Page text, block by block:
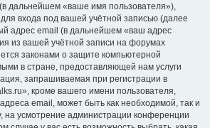
дальнейшем «ваше имя пользователя»),
входа под вашей учётной записью (далее
адрес email (в дальнейшем «ваш адрес
из вашей учётной записи на форумах
законами о защите компьютерной
в стране, предоставляющей нам услуги
запрашиваемая при регистрации в
кроме вашего имени пользователя,
email, может быть как необходимой, так и
на усмотрение администрации конференции